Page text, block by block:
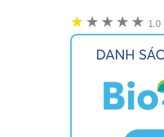
★ ★ ★ ★ ★
★ 1.0